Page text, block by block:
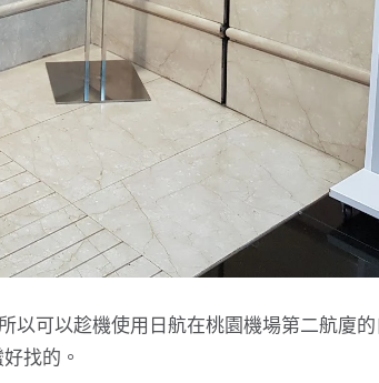
以可以趁機使用日航在桃園機場第二航廈
找的。